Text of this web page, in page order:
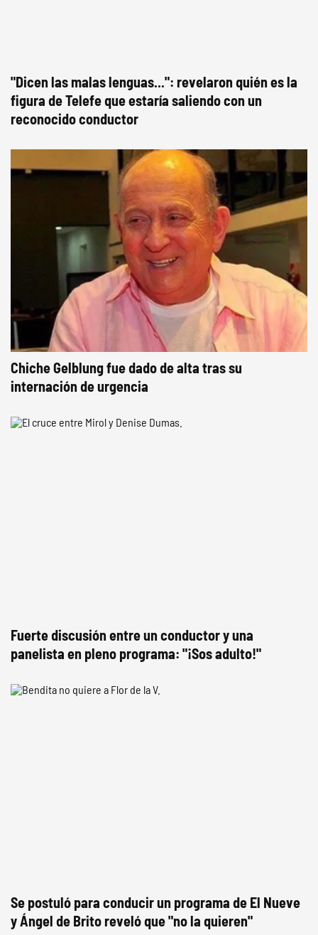
"Dicen las malas lenguas...": revelaron quién es la
figura de Telefe que estaría saliendo con un
reconocido conductor
Chiche Gelblung fue dado de alta tras su
internación de urgencia
Fuerte discusión entre un conductor y una
panelista en pleno programa: "¡Sos adulto!"
Se postuló para conducir un programa de El Nueve
y Ángel de Brito reveló que "no la quieren"